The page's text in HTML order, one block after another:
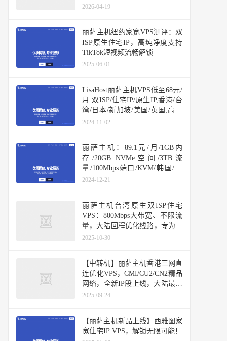
2026-04-19
丽萨主机纽约家宽VPS测评：双
ISP原生住宅IP，高纯净度支持
TikTok短视频流畅解锁
2025-06-01
LisaHost丽萨主机VPS低至68元/
月:双ISP/住宅IP/原生IP,香港/台
湾/日本/新加坡/美国/英国,高速
线路CN2/CUII/CMI/AS4837
2024-11-02
丽萨主机：89.1元/月/1GB内
存/20GB NVMe空间/3TB流
量/100Mbps端口/KVM/韩国/直
连/原生IP
2024-12-21
丽萨主机台湾原生双ISP住宅
VPS：800Mbps大带宽、不限流
量，大陆回程优化线路，专为流
媒体业务打造
2025-10-30
【中转机】丽萨主机香港三网直
连优化VPS，CMI/CU2/CN2精品
网络，全新IP段上线，大陆最低
延迟8ms，48小时内免费换IP和
2025-09-24
【丽萨主机新品上线】西雅图家
宽住宅IP VPS，解锁无限可能！